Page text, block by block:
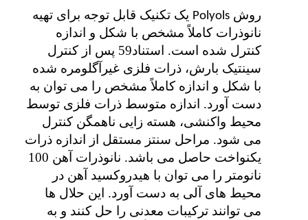
روشPolyols یک تکنیک قابل توجه برای تهیه
نانوذرات کاملاً مشخص با شکل و اندازه
کنترل شده است. استناد59 پس از کنترل
سینتیک بارش، ذرات فلزی غیرآگلومره شده
با شکل و اندازه کاملاً مشخص را می توان به
دست آورد. اندازه متوسط ذرات فلزی توسط
محیط واکنشی، هسته زایی ناهمگن کنترل
می شود. مراحل سنتز مستقل از اندازه ذرات
یکنواخت حاصل می باشد. نانوذرات آهن 100
نانومتر را می توان با هیدروکسید آهن در
محیط های آلی به دست آورد. این حلال ها
می توانند ترکیبات معدنی را حل کنند و به